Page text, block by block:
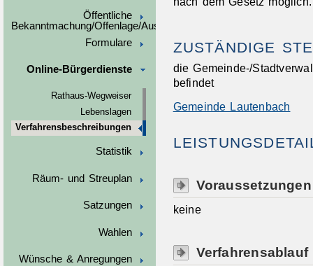
Öffentliche
Bekanntmachung/Offenlage/Ausschreibungen
Formulare
Online-Bürgerdienste
Rathaus-Wegweiser
Lebenslagen
Verfahrensbeschreibungen
Statistik
Räum- und Streuplan
Satzungen
Wahlen
Wünsche & Anregungen
ZUSTÄNDIGE
die Gemeinde-/
befindet
Gemeinde Lautenbach
Voraussetzungen
keine
Verfahrensablauf